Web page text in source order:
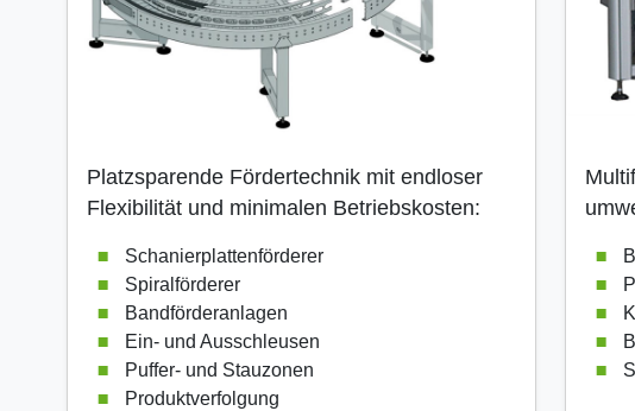
Platzsparende Fördertechnik mit endloser
Flexibilität und minimalen Betriebskosten:
Schanierplattenförderer
Spiralförderer
Bandförderanlagen
Ein- und Ausschleusen
Puffer- und Stauzonen
Produktverfolgung